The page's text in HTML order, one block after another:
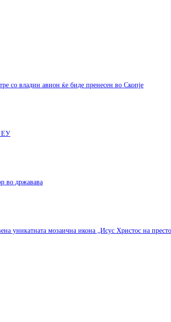
со владин авион ќе биде пренесен во Скопје
ЕУ
во државава
уникатната мозаична икона „Исус Христос на